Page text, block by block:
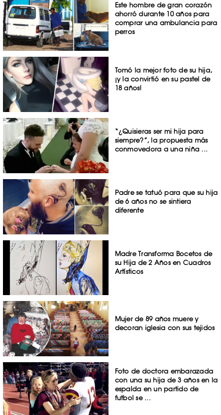
Este hombre de gran corazón
ahorró durante 10 años para
comprar una ambulancia para
perros
Tomó la mejor foto de su hija,
¡y la convirtió en su pastel de
18 años!
“¿Quisieras ser mi hija para
siempre?”, la propuesta más
conmovedora a una niña ...
Padre se tatuó para que su hija
de 6 años no se sintiera
diferente
Madre Transforma Bocetos de
su Hija de 2 Años en Cuadros
Artísticos
Mujer de 89 años muere y
decoran iglesia con sus tejidos
Foto de doctora embarazada
con una su hija de 3 años en la
espalda en un partido de
futbol se ...